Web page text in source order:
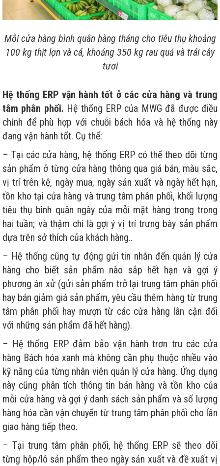
Mỗi cửa hàng bình quân hàng tháng cho tiêu thụ khoảng
100 kg thịt lợn và cá, khoảng 350 kg rau quả và trái cây
tươi
Hệ thống ERP vận hành tốt ở các cửa hàng và trung
tâm phân phối. Hệ thống ERP của MWG đã được điều
chỉnh để phù hợp với chuỗi bách hóa và hệ thống này
đang vận hành tốt. Cụ thể:
– Tại các cửa hàng, hệ thống ERP có thể theo dõi từng
sản phẩm ở từng cửa hàng thông qua giá bán, màu sắc,
vị trí trên kệ, ngày mua, ngày sản xuất và ngày hết hạn,
tồn kho tại cửa hàng và trung tâm phân phối, khối lượng
tiêu thụ bình quân ngày của mỗi mặt hàng trong trong
hai tuần; và thậm chí là gợi ý vị trí trưng bày sản phẩm
dựa trên sở thích của khách hàng..
– Hệ thống cũng tự động gửi tin nhắn đến quản lý cửa
hàng cho biết sản phẩm nào sắp hết hạn và gợi ý
phương án xử (gửi sản phẩm trở lại trung tâm phân phối
hay bán giảm giá sản phẩm, yêu cầu thêm hàng từ trung
tâm phân phối hay mượn từ các cửa hàng lân cận đối
với những sản phẩm đã hết hàng).
– Hệ thống ERP đảm bảo vận hành trơn tru các cửa
hàng Bách hóa xanh mà không cần phụ thuộc nhiều vào
kỹ năng của từng nhân viên quản lý cửa hàng. Ứng dụng
này cũng phân tích thông tin bán hàng và tồn kho của
mỗi cửa hàng và gợi ý danh sách sản phẩm và số lượng
hàng hóa cần vận chuyển từ trung tâm phân phối cho lần
giao hàng tiếp theo.
– Tại trung tâm phân phối, hệ thống ERP sẽ theo dõi
từng hộp/lô sản phẩm theo ngày sản xuất và đề xuất vị